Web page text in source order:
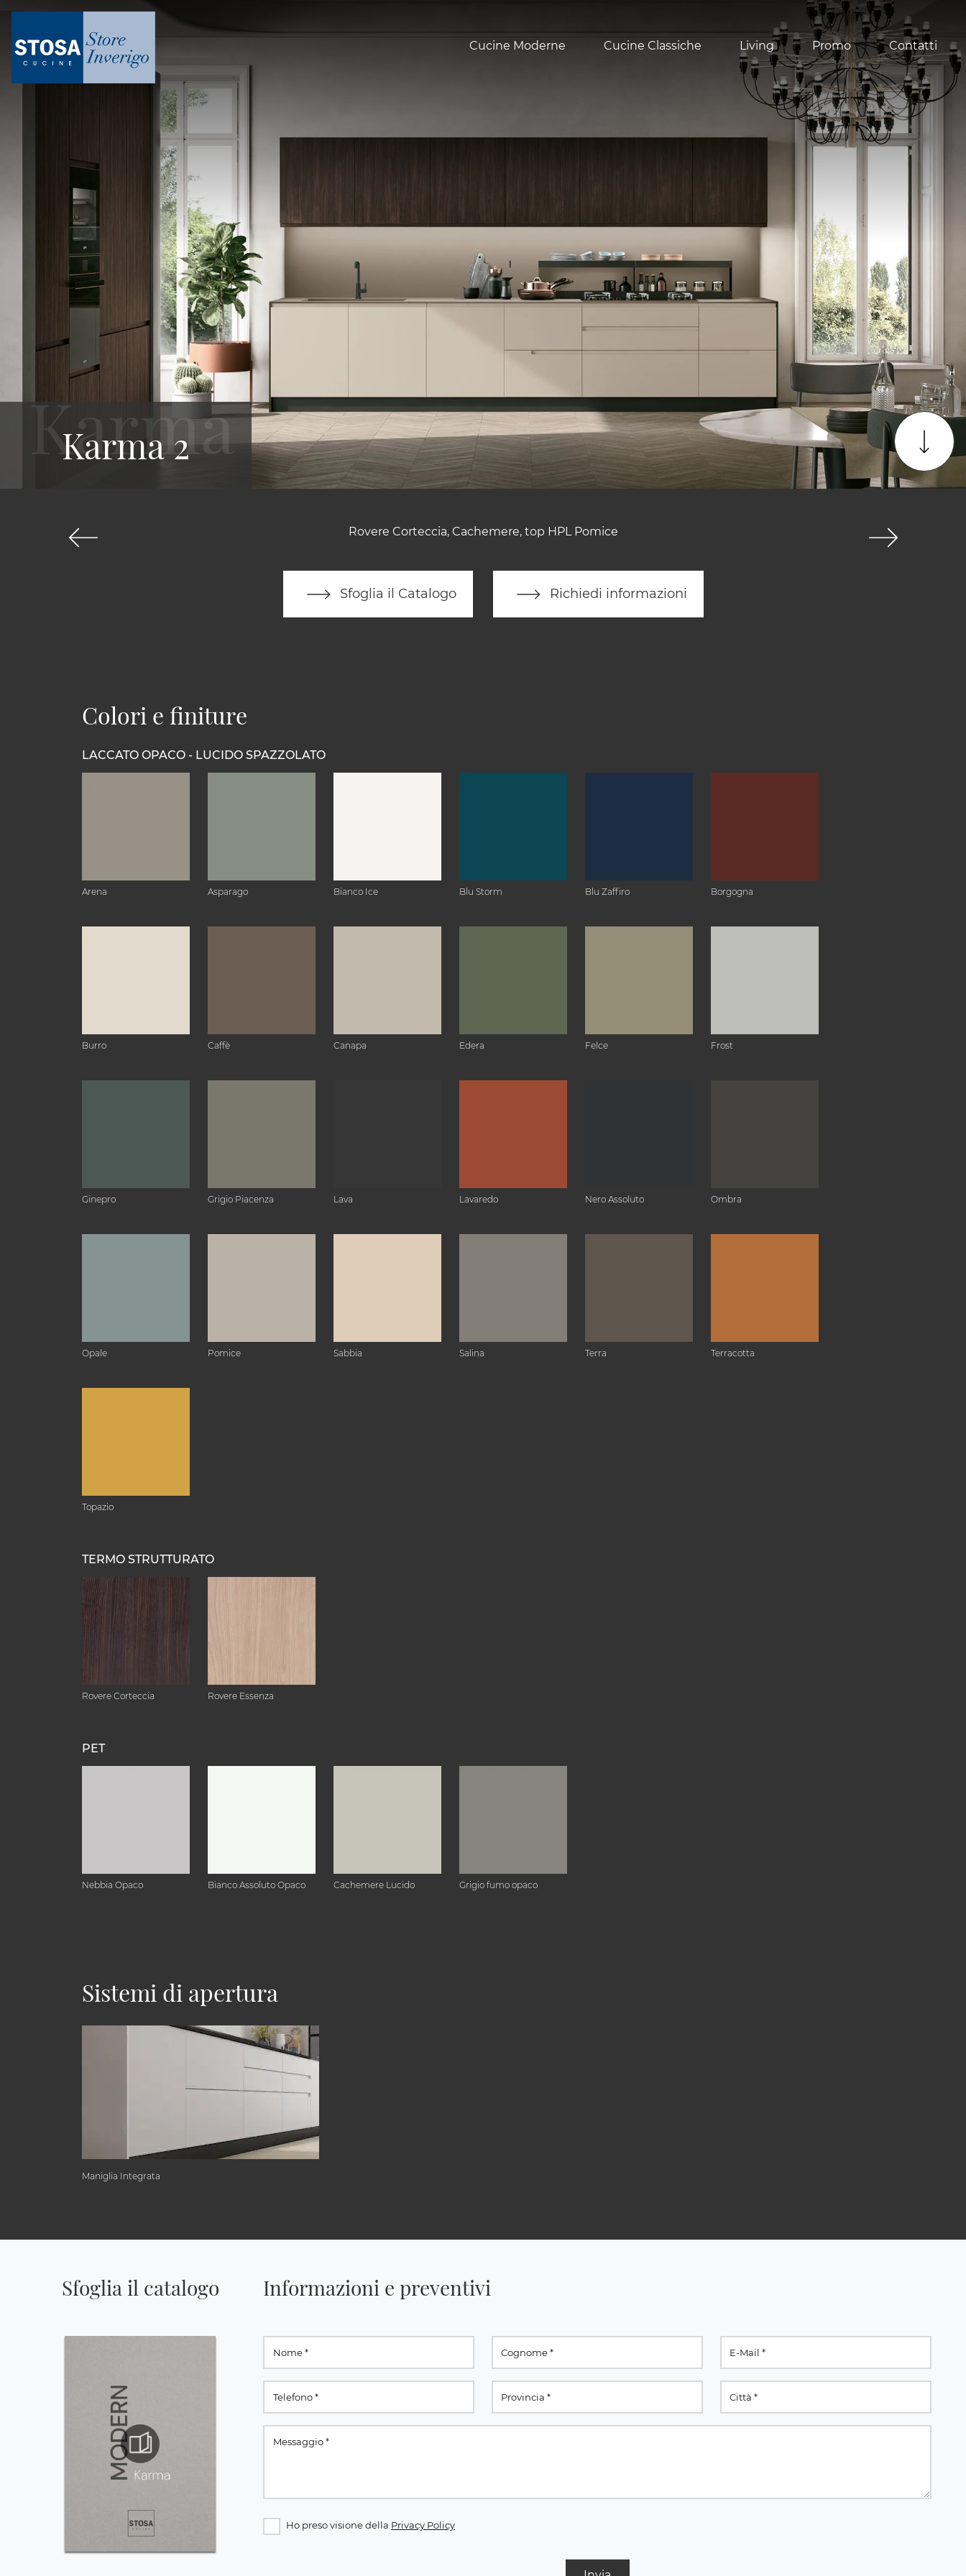
Cucine Moderne Cucine Classiche Living Promo Contatti
Rovere Corteccia, Cachemere, top HPL Pomice
Sfoglia il Catalogo Richiedi informazioni
Karma 2
Colori e finiture
LACCATO OPACO - LUCIDO SPAZZOLATO
Arena Asparago Bianco Ice Blu Storm Blu Zaffiro Borgogna
Burro Caffè Canapa Edera Felce Frost
Ginepro Grigio Piacenza Lava Lavaredo Nero Assoluto Ombra
Opale Pomice Sabbia Salina Terra Terracotta
Topazio
TERMO STRUTTURATO
Rovere Corteccia Rovere Essenza
PET
Nebbia Opaco Bianco Assoluto Opaco Cachemere Lucido Grigio fumo opaco
Sistemi di apertura
Maniglia Integrata
Sfoglia il catalogo Informazioni e preventivi
Ho preso visione della Privacy Policy